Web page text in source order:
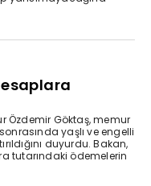
Özdemir Göktaş, memur
yaşlı ve engelli
duyurdu. Bakan,
tutarındaki ödemelerin